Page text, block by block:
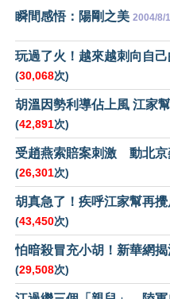
瞬間感悟：陽剛之美 2004/8/
玩過了火！越來越刺向自
(30,068次)
胡溫因勢利導佔上風 江家
(42,891次)
受趙燕索賠案刺激 動北京
(26,301次)
胡真急了！疾呼江家幫再
(43,450次)
怕暗殺冒充小胡！新華網
(29,508次)